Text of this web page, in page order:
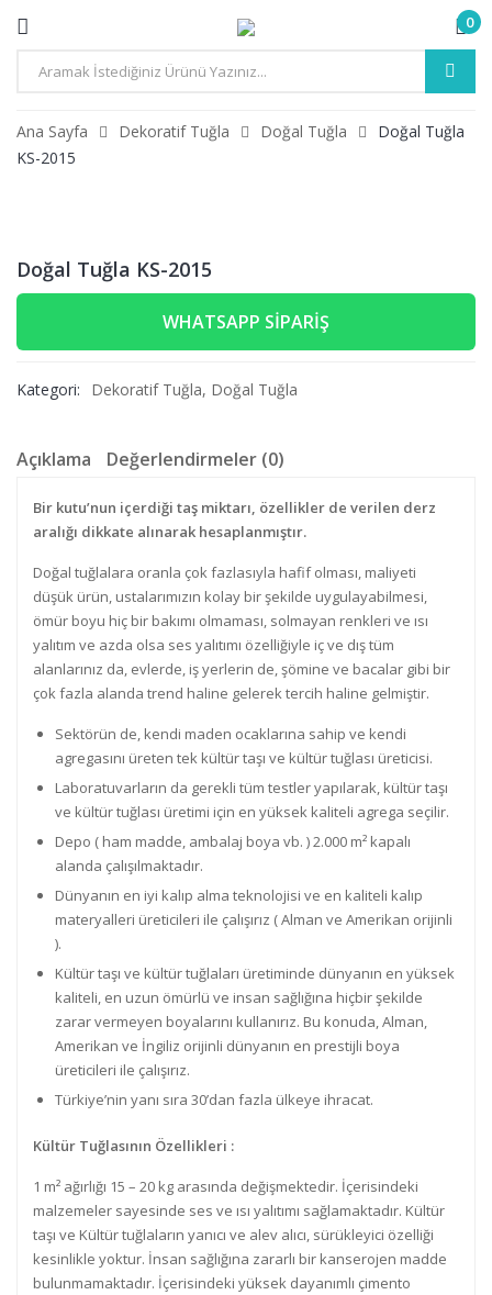
0
Ana Sayfa Dekoratif Tuğla Doğal Tuğla
Doğal Tuğla
KS-2015
Doğal Tuğla KS-2015
WHATSAPP SIPARIŞ
Kategori: Dekoratif Tuğla, Doğal Tuğla
Açıklama Değerlendirmeler (0)
Bir kutu’nun içerdiği taş miktarı, özellikler de verilen derz
aralığı dikkate alınarak hesaplanmıştır.
Doğal tuğlalara oranla çok fazlasıyla hafif olması, maliyeti
düşük ürün, ustalarımızın kolay bir şekilde uygulayabilmesi,
ömür boyu hiç bir bakımı olmaması, solmayan renkleri ve ısı
yalıtım ve azda olsa ses yalıtımı özelliğiyle iç ve dış tüm
alanlarınız da, evlerde, iş yerlerin de, şömine ve bacalar gibi bir
çok fazla alanda trend haline gelerek tercih haline gelmiştir.
Sektörün de, kendi maden ocaklarına sahip ve kendi
agregasını üreten tek kültür taşı ve kültür tuğlası üreticisi.
Laboratuvarların da gerekli tüm testler yapılarak, kültür taşı
ve kültür tuğlası üretimi için en yüksek kaliteli agrega seçilir.
Depo ( ham madde, ambalaj boya vb. ) 2.000 m² kapalı
alanda çalışılmaktadır.
Dünyanın en iyi kalıp alma teknolojisi ve en kaliteli kalıp
materyalleri üreticileri ile çalışırız ( Alman ve Amerikan orijinli
).
Kültür taşı ve kültür tuğlaları üretiminde dünyanın en yüksek
kaliteli, en uzun ömürlü ve insan sağlığına hiçbir şekilde
zarar vermeyen boyalarını kullanırız. Bu konuda, Alman,
Amerikan ve İngiliz orijinli dünyanın en prestijli boya
üreticileri ile çalışırız.
Türkiye’nin yanı sıra 30’dan fazla ülkeye ihracat.
Kültür Tuğlasının Özellikleri :
1 m² ağırlığı 15 – 20 kg arasında değişmektedir. İçerisindeki
malzemeler sayesinde ses ve ısı yalıtımı sağlamaktadır. Kültür
taşı ve Kültür tuğlaların yanıcı ve alev alıcı, sürükleyici özelliği
kesinlikle yoktur. İnsan sağlığına zararlı bir kanserojen madde
bulunmamaktadır. İçerisindeki yüksek dayanımlı çimento